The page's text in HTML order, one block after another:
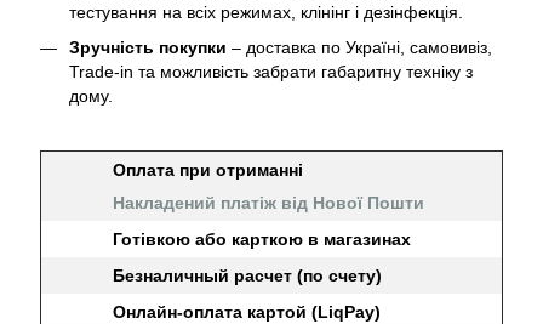
тестування на всіх режимах, клінінг і дезінфекція.
Зручність покупки – доставка по Україні, самовивіз,
Trade-in та можливість забрати габаритну техніку з
дому.
Оплата при отриманні
Накладений платіж від Нової Пошти
Готівкою або карткою в магазинах
Безналичный расчет (по счету)
Онлайн-оплата картой (LiqPay)